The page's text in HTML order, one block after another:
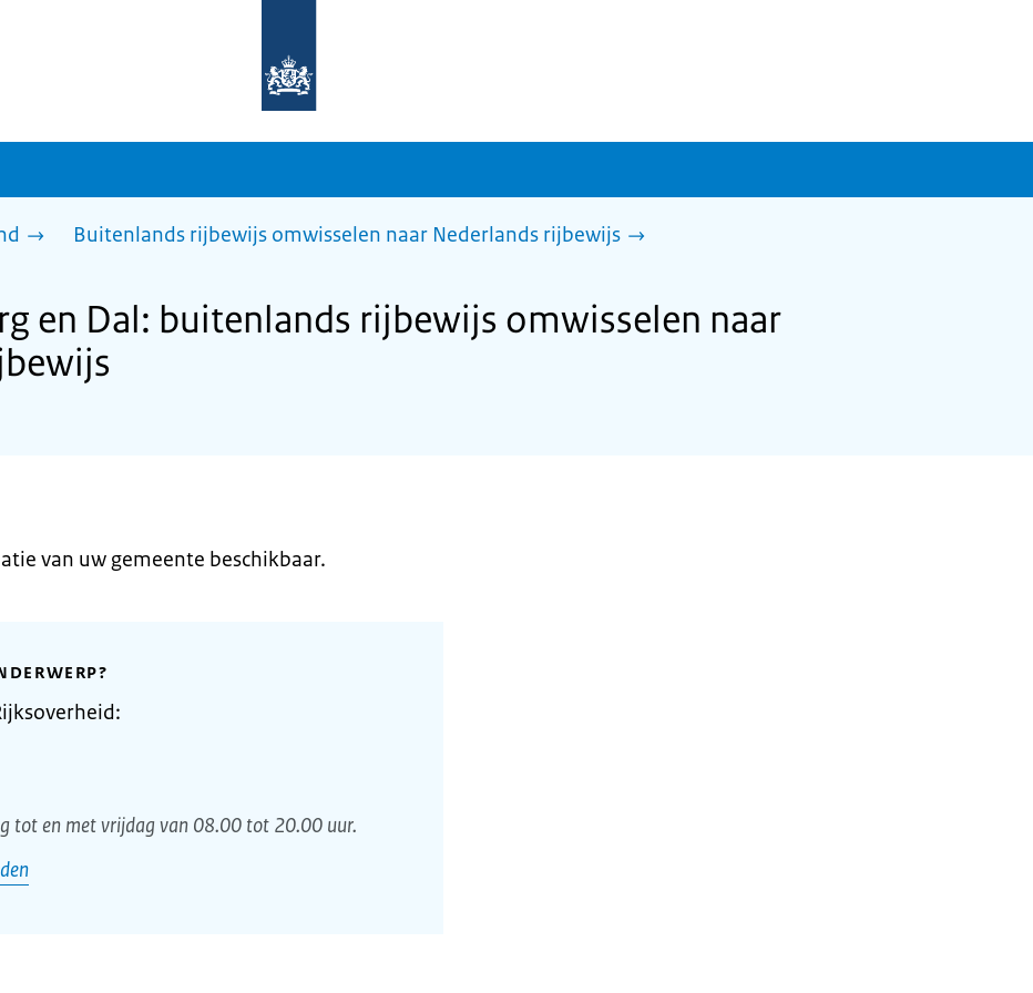
homepage
sdg.rijksoverheid.nl
Buitenlands rijbewijs omwisselen naar Nederlands rijbewijs
en Dal: buitenlands rijbewijs omwisselen naar
van uw gemeente beschikbaar.
tot en met vrijdag van 08.00 tot 20.00 uur.